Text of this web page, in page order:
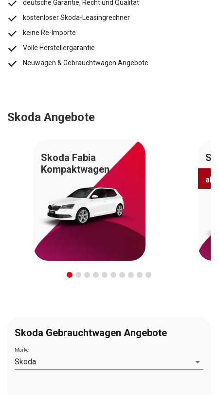
deutsche Garantie, Recht und Qualität
kostenloser Skoda-Leasingrechner
keine Re-Importe
Volle Herstellergarantie
Neuwagen & Gebrauchtwagen Angebote
Skoda Angebote
Skoda Fabia
Kompaktwagen
ab.
Skoda Gebrauchtwagen Angebote
Marke
Skoda